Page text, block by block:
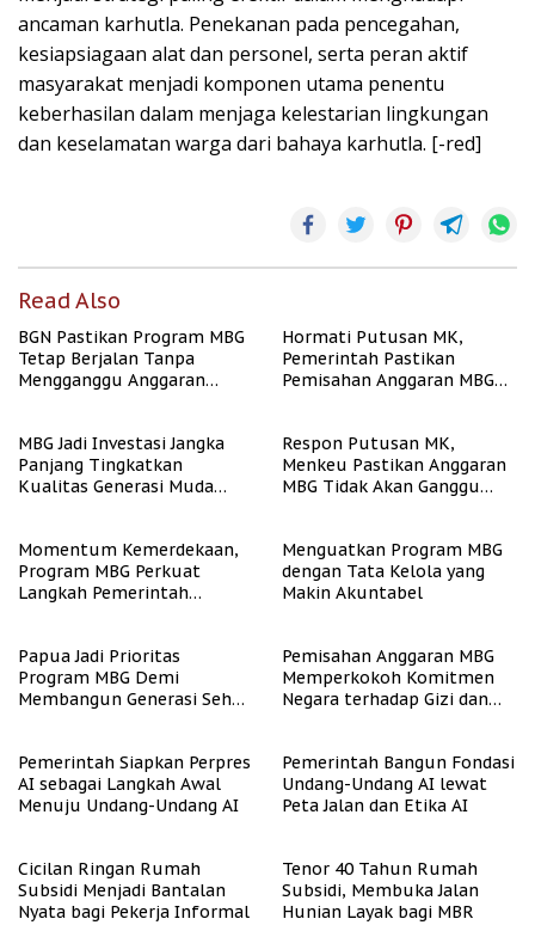
ancaman karhutla. Penekanan pada pencegahan,
kesiapsiagaan alat dan personel, serta peran aktif
masyarakat menjadi komponen utama penentu
keberhasilan dalam menjaga kelestarian lingkungan
dan keselamatan warga dari bahaya karhutla. [-red]
Read Also
BGN Pastikan Program MBG
Tetap Berjalan Tanpa
Mengganggu Anggaran
Hormati Putusan MK,
Pemerintah Pastikan
Pemisahan Anggaran MBG
MBG Jadi Investasi Jangka
Panjang Tingkatkan
Kualitas Generasi Muda
Respon Putusan MK,
Menkeu Pastikan Anggaran
MBG Tidak Akan Ganggu
Momentum Kemerdekaan,
Program MBG Perkuat
Langkah Pemerintah
Menguatkan Program MBG
dengan Tata Kelola yang
Makin Akuntabel
Papua Jadi Prioritas
Program MBG Demi
Membangun Generasi Sehat
Pemisahan Anggaran MBG
Memperkokoh Komitmen
Negara terhadap Gizi dan
Pemerintah Siapkan Perpres
AI sebagai Langkah Awal
Menuju Undang-Undang AI
Pemerintah Bangun Fondasi
Undang-Undang AI lewat
Peta Jalan dan Etika AI
Cicilan Ringan Rumah
Subsidi Menjadi Bantalan
Nyata bagi Pekerja Informal
Tenor 40 Tahun Rumah
Subsidi, Membuka Jalan
Hunian Layak bagi MBR